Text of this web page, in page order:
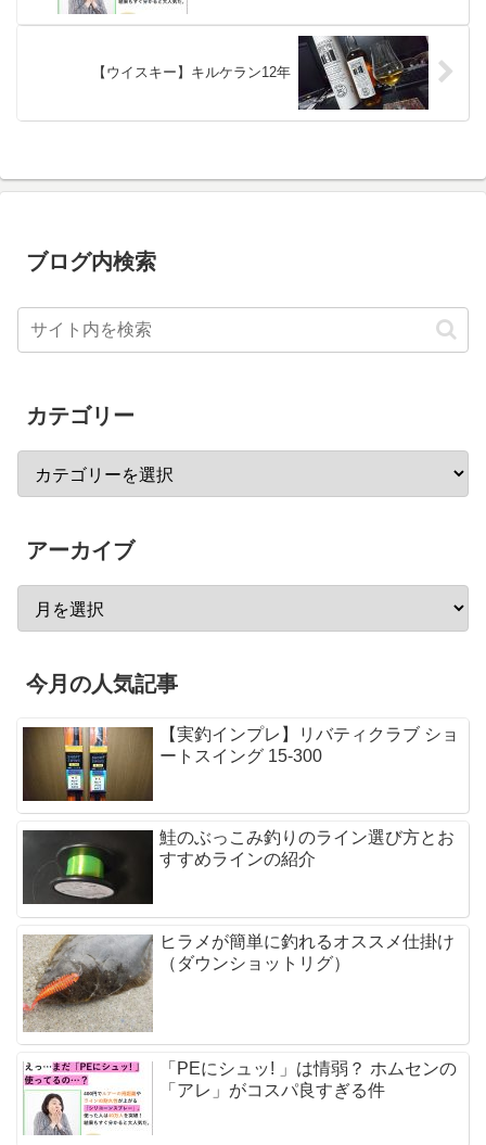
【ウイスキー】キルケラン12年
ブログ内検索
カテゴリー
アーカイブ
今月の人気記事
【実釣インプレ】リバティクラブ ショ
ートスイング 15-300
鮭のぶっこみ釣りのライン選び方とお
すすめラインの紹介
ヒラメが簡単に釣れるオススメ仕掛け
（ダウンショットリグ）
「PEにシュッ! 」は情弱？ ホムセンの
「アレ」がコスパ良すぎる件